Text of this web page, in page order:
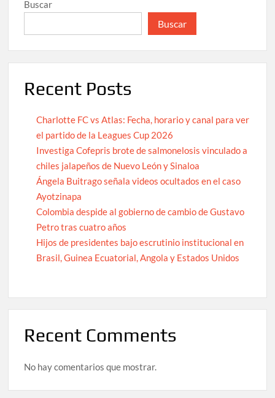
Buscar
Buscar
Recent Posts
Charlotte FC vs Atlas: Fecha, horario y canal para ver
el partido de la Leagues Cup 2026
Investiga Cofepris brote de salmonelosis vinculado a
chiles jalapeños de Nuevo León y Sinaloa
Ángela Buitrago señala videos ocultados en el caso
Ayotzinapa
Colombia despide al gobierno de cambio de Gustavo
Petro tras cuatro años
Hijos de presidentes bajo escrutinio institucional en
Brasil, Guinea Ecuatorial, Angola y Estados Unidos
Recent Comments
No hay comentarios que mostrar.